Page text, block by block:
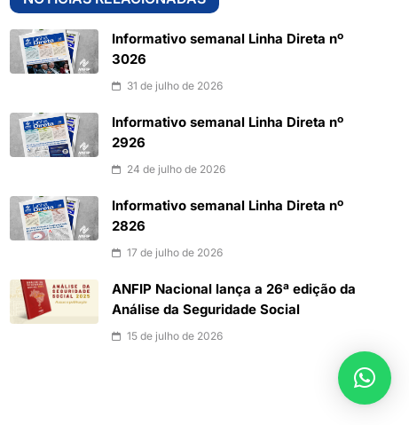
Informativo semanal Linha Direta nº
3026
31 de julho de 2026
Informativo semanal Linha Direta nº
2926
24 de julho de 2026
Informativo semanal Linha Direta nº
2826
17 de julho de 2026
ANFIP Nacional lança a 26ª edição da
Análise da Seguridade Social
15 de julho de 2026